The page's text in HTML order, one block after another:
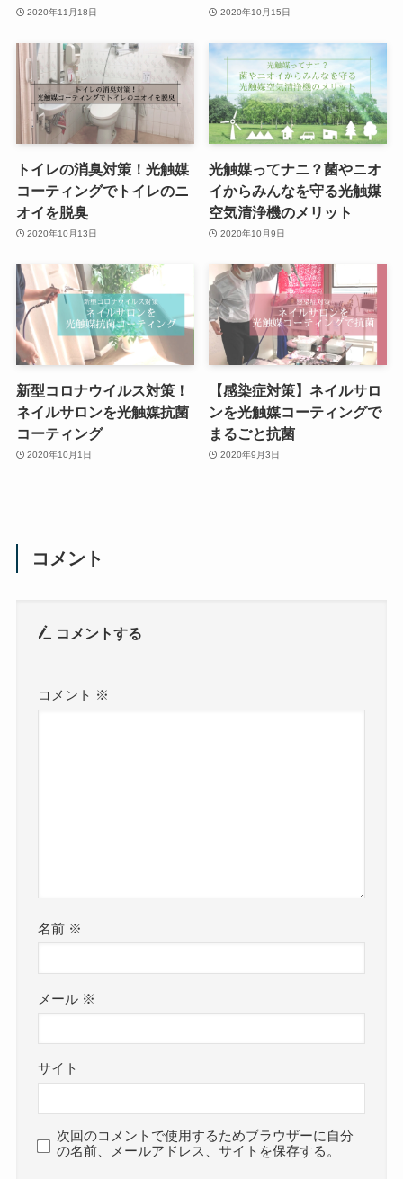
2020年11月18日 2020年10月15日
トイレの消臭対策！光触媒
コーティングでトイレのニ
オイを脱臭
2020年10月13日
光触媒ってナニ？菌やニオ
イからみんなを守る光触媒
空気清浄機のメリット
2020年10月9日
新型コロナウイルス対策！
ネイルサロンを光触媒抗菌
コーティング
2020年10月1日
【感染症対策】ネイルサロ
ンを光触媒コーティングで
まるごと抗菌
2020年9月3日
コメント
コメントする
コメント ※
名前 ※
メール ※
サイト
次回のコメントで使用するためブラウザーに自分
の名前、メールアドレス、サイトを保存する。